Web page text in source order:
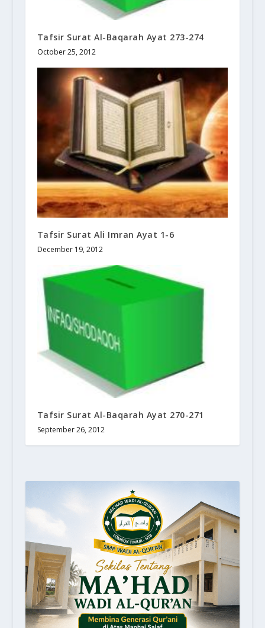
Tafsir Surat Al-Baqarah Ayat 273-274
October 25, 2012
Tafsir Surat Ali Imran Ayat 1-6
December 19, 2012
Tafsir Surat Al-Baqarah Ayat 270-271
September 26, 2012